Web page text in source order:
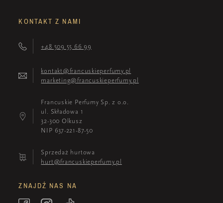
KONTAKT Z NAMI
+48 509 55 66 99
kontakt@francuskieperfumy.pl
marketing@francuskieperfumy.pl
Francuskie Perfumy Sp. z o.o.
ul. Składowa 1
32-300 Olkusz
NIP 637-221-87-50
Sprzedaż hurtowa
hurt@francuskieperfumy.pl
ZNAJDŹ NAS NA